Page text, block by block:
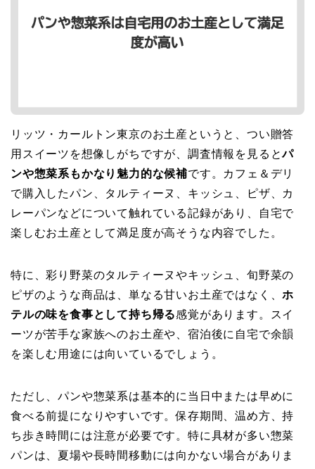
リッツ・カールトン東京のお土産というと、つい贈答
用スイーツを想像しがちですが、調査情報を見るとパ
ンや惣菜系もかなり魅力的な候補です。カフェ＆デリ
で購入したパン、タルティーヌ、キッシュ、ピザ、カ
レーパンなどについて触れている記録があり、自宅で
楽しむお土産として満足度が高そうな内容でした。
特に、彩り野菜のタルティーヌやキッシュ、旬野菜の
ピザのような商品は、単なる甘いお土産ではなく、ホ
テルの味を食事として持ち帰る感覚があります。スイ
ーツが苦手な家族へのお土産や、宿泊後に自宅で余韻
を楽しむ用途には向いているでしょう。
ただし、パンや惣菜系は基本的に当日中または早めに
食べる前提になりやすいです。保存期間、温め方、持
ち歩き時間には注意が必要です。特に具材が多い惣菜
パンは、夏場や長時間移動には向かない場合がありま